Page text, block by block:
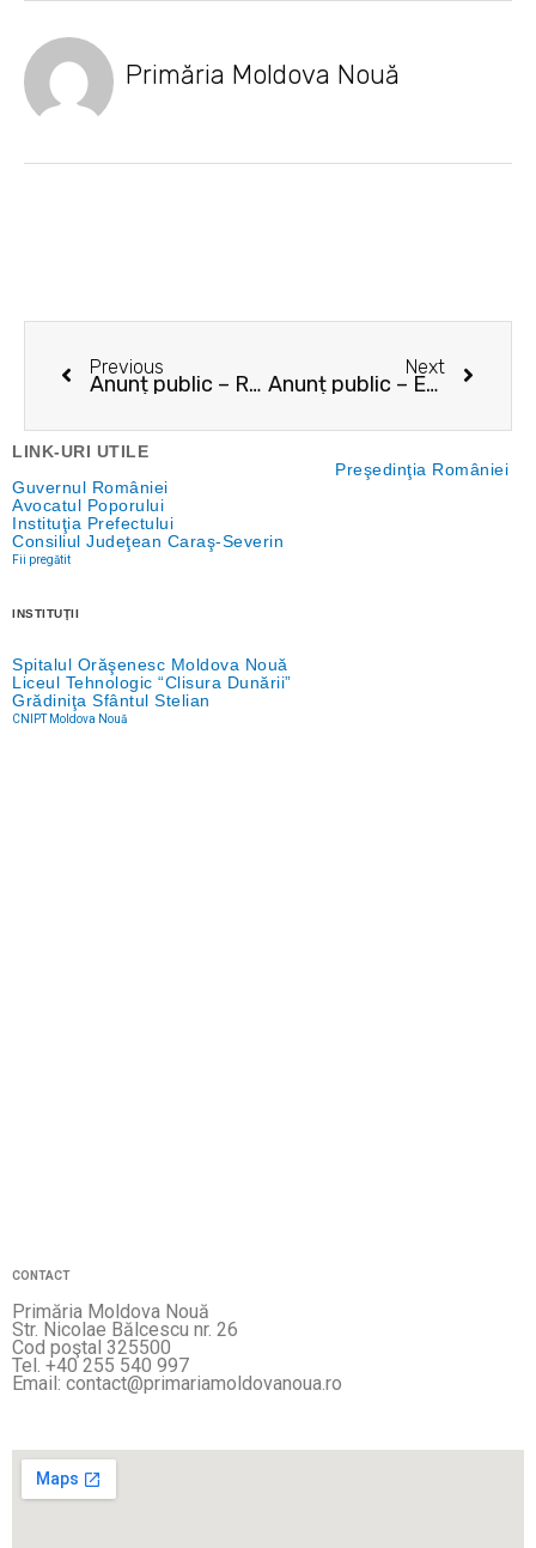
Primăria Moldova Nouă
Prev
Previous
Anunț public – Reabilitare drum acces si parcari in zona blocurilor14 -19 CC
Next
Anunț public – Extindere si reabilitare parcare Policlinica Moldova nouă pana in zona blocului nr. 50
Next
LINK-URI UTILE
Preşedinţia României
Guvernul României
Avocatul Poporului
Instituţia Prefectului
Consiliul Judeţean Caraş-Severin
Fii pregătit
INSTITUŢII
Spitalul Orăşenesc Moldova Nouă
Liceul Tehnologic “Clisura Dunării”
Grădiniţa Sfântul Stelian
CNIPT Moldova Nouă
CONTACT
Primăria Moldova Nouă
Str. Nicolae Bălcescu nr. 26
Cod poştal 325500
Tel. +40 255 540 997
Email: contact@primariamoldovanoua.ro